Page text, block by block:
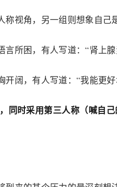
视角，另一组则想象自己
所困，有人写道：“肾上
阔，有人写道：“我能更
时采用第三人称（喊自